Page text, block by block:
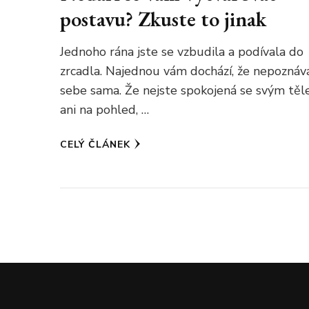
postavu? Zkuste to jinak
Jednoho rána jste se vzbudila a podívala do
zrcadla. Najednou vám dochází, že
sebe sama. Že nejste spokojená se svým
ani na pohled, …
CELÝ ČLÁNEK